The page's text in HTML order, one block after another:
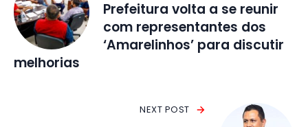
Prefeitura volta a se reunir
com representantes dos
‘Amarelinhos’ para discutir
melhorias
NEXT POST